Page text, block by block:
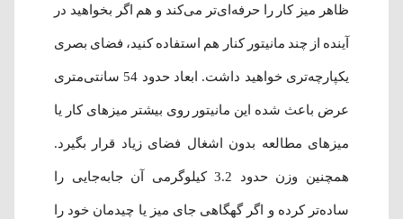
ظاهر میز کار را حرفه‌ای‌تر می‌کند و هم اگر بخواهید در
آینده از چند مانیتور کنار هم استفاده کنید، فضای بصری
یکپارچه‌تری خواهید داشت. ابعاد حدود 54 سانتی‌متری
عرض باعث شده این مانیتور روی بیشتر میزهای کار یا
میزهای مطالعه بدون اشغال فضای زیاد قرار بگیرد.
همچنین وزن حدود 3.2 کیلوگرمی آن جابه‌جایی را
ساده‌تر کرده و اگر گهگاهی جای میز یا چیدمان خود را